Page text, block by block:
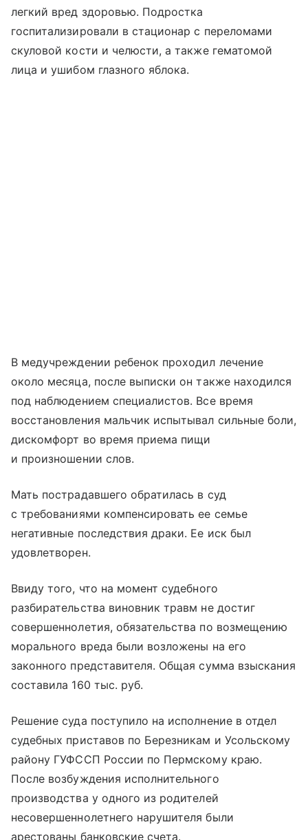
легкий вред здоровью. Подростка
госпитализировали в стационар с переломами
скуловой кости и челюсти, а также гематомой
лица и ушибом глазного яблока.
В медучреждении ребенок проходил лечение
около месяца, после выписки он также находился
под наблюдением специалистов. Все время
восстановления мальчик испытывал сильные боли,
дискомфорт во время приема пищи
и произношении слов.
Мать пострадавшего обратилась в суд
с требованиями компенсировать ее семье
негативные последствия драки. Ее иск был
удовлетворен.
Ввиду того, что на момент судебного
разбирательства виновник травм не достиг
совершеннолетия, обязательства по возмещению
морального вреда были возложены на его
законного представителя. Общая сумма взыскания
составила 160 тыс. руб.
Решение суда поступило на исполнение в отдел
судебных приставов по Березникам и Усольскому
району ГУФССП России по Пермскому краю.
После возбуждения исполнительного
производства у одного из родителей
несовершеннолетнего нарушителя были
арестованы банковские счета.